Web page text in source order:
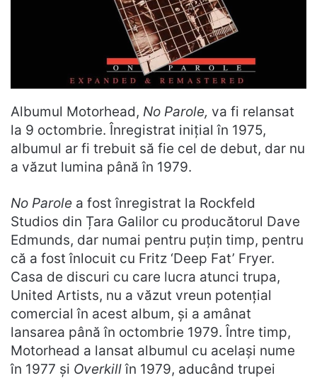
Albumul Motorhead, No Parole, va fi relansat
la 9 octombrie. Înregistrat inițial în 1975,
albumul ar fi trebuit să fie cel de debut, dar nu
a văzut lumina până în 1979.
No Parole a fost înregistrat la Rockfeld
Studios din Țara Galilor cu producătorul Dave
Edmunds, dar numai pentru puțin timp, pentru
că a fost înlocuit cu Fritz ‘Deep Fat’ Fryer.
Casa de discuri cu care lucra atunci trupa,
United Artists, nu a văzut vreun potențial
comercial în acest album, și a amânat
lansarea până în octombrie 1979. Între timp,
Motorhead a lansat albumul cu același nume
în 1977 și Overkillîn 1979, aducând trupei